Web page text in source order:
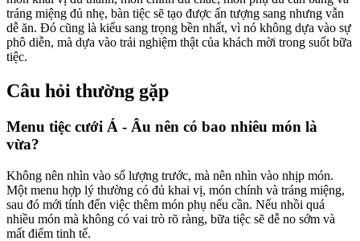
tráng miệng đủ nhẹ, bàn tiệc sẽ tạo được ấn tượng sang nhưng vẫn
dễ ăn. Đó cũng là kiểu sang trọng bền nhất, vì nó không dựa vào sự
phô diễn, mà dựa vào trải nghiệm thật của khách mời trong suốt bữa
tiệc.
Câu hỏi thường gặp
Menu tiệc cưới Á - Âu nên có bao nhiêu món là
vừa?
Không nên nhìn vào số lượng trước, mà nên nhìn vào nhịp món.
Một menu hợp lý thường có đủ khai vị, món chính và tráng miệng,
sau đó mới tính đến việc thêm món phụ nếu cần. Nếu nhồi quá
nhiều món mà không có vai trò rõ ràng, bữa tiệc sẽ dễ no sớm và
mất điểm tinh tế.